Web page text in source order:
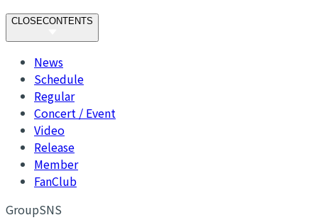
CLOSECONTENTS
News
Schedule
Regular
Concert / Event
Video
Release
Member
FanClub
GroupSNS